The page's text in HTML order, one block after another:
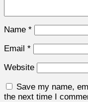
Name *
Email *
Website
Save my name,
the next time I